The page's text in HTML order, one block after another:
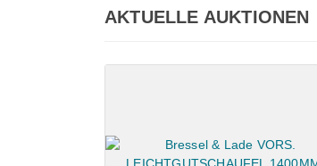
AKTUELLE AUKTIONEN